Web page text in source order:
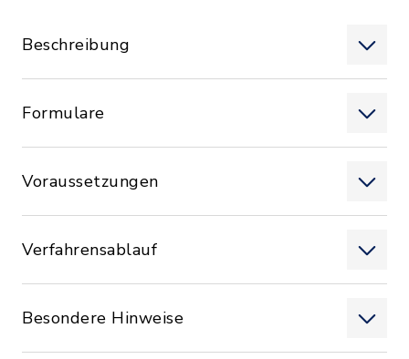
Beschreibung
Formulare
Voraussetzungen
Verfahrensablauf
Besondere Hinweise